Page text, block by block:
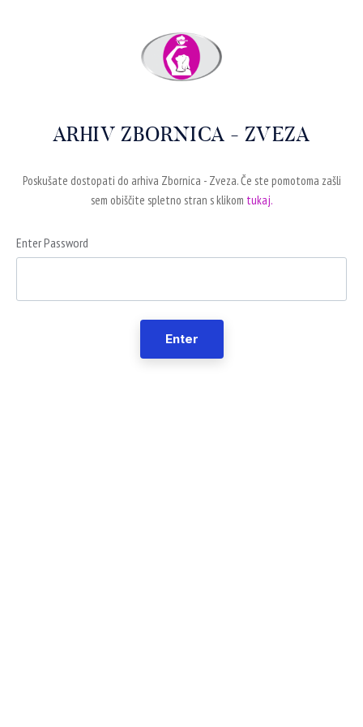
ARHIV ZBORNICA - ZVEZA
Poskušate dostopati do arhiva Zbornica - Zveza. Če ste pomotoma zašli
sem obiščite spletno stran s klikom tukaj.
Enter Password
Enter